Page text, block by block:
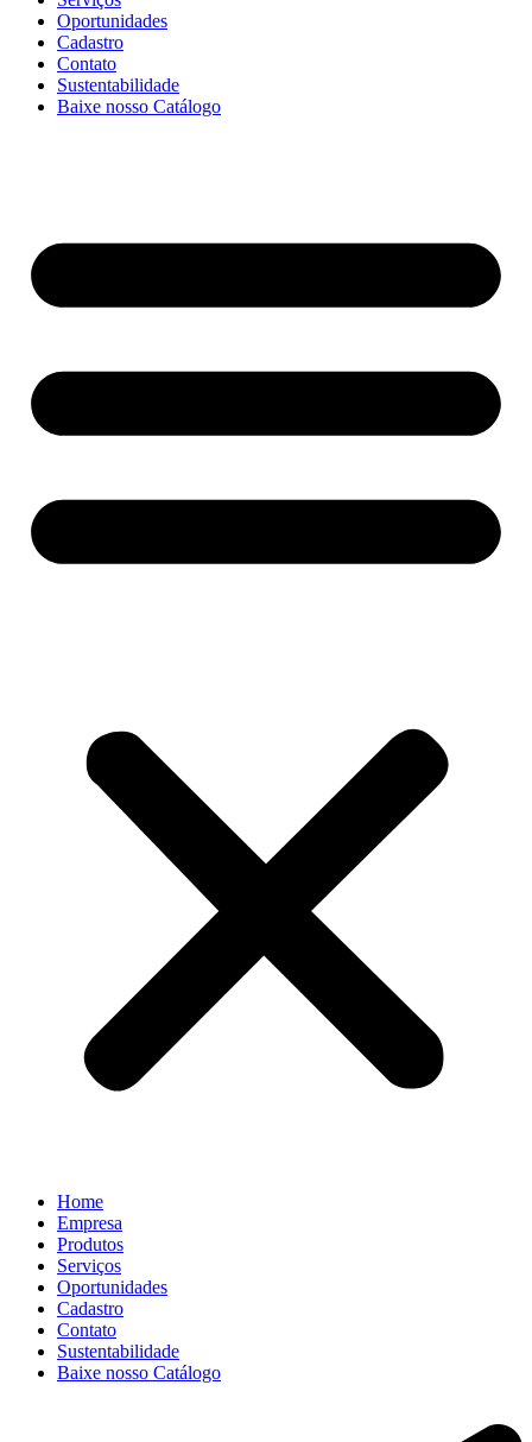
Oportunidades
Cadastro
Contato
Sustentabilidade
Baixe nosso Catálogo
Home
Empresa
Produtos
Serviços
Oportunidades
Cadastro
Contato
Sustentabilidade
Baixe nosso Catálogo